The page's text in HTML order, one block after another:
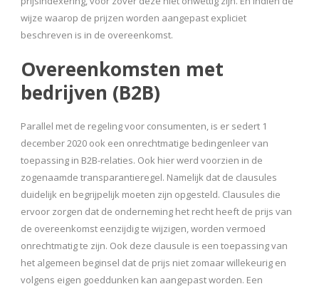
wijze waarop de prijzen worden aangepast expliciet
beschreven is in de overeenkomst.
Overeenkomsten met
bedrijven (B2B)
Parallel met de regeling voor consumenten, is er sedert 1
december 2020 ook een onrechtmatige bedingenleer van
toepassing in B2B-relaties. Ook hier werd voorzien in de
zogenaamde transparantieregel. Namelijk dat de clausules
duidelijk en begrijpelijk moeten zijn opgesteld. Clausules die
ervoor zorgen dat de onderneming het recht heeft de prijs van
de overeenkomst eenzijdig te wijzigen, worden vermoed
onrechtmatig te zijn. Ook deze clausule is een toepassing van
het algemeen beginsel dat de prijs niet zomaar willekeurig en
volgens eigen goeddunken kan aangepast worden. Een